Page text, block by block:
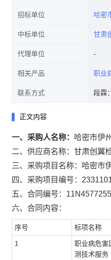
招标单位 哈密
中标单位 甘肃
代理单位
相关产品 职业
联系方式 段霖
正文内容
一、采购人名称： 哈密市伊
二、供应商名称： 甘肃创翼
三、采购项目名称： 哈密市
四、采购项目编号：
五、合同编号：
六、合同内容：
序号 标项名称
1
职业病危害
测技术服务